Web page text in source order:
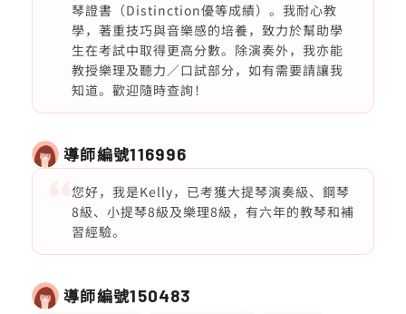
琴證書（Distinction優等成績）。我耐心教
學，著重技巧與音樂感的培養，致力於幫助學
生在考試中取得更高分數。除演奏外，我亦能
教授樂理及聽力／口試部分，如有需要請讓我
知道。歡迎隨時查詢！
導師編號116996
您好，我是Kelly，已考獲大提琴演奏級、鋼琴
8級、小提琴8級及樂理8級，有六年的教琴和補
習經驗。
導師編號150483